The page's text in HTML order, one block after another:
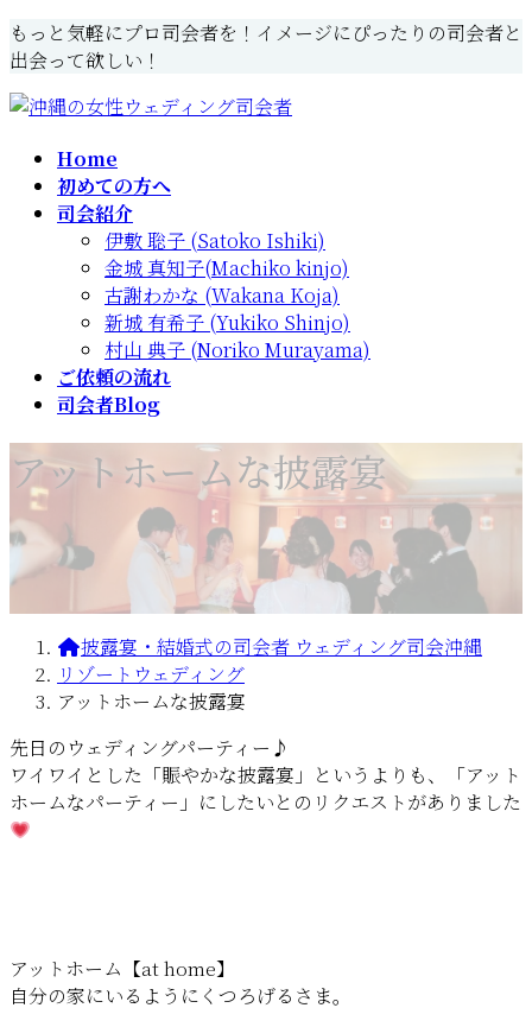
コ
ン
テ
ン
ナ
ビ
ゲ
ー
もっと気軽にプロ司会者を！イメージにぴったりの司会者と
出会って欲しい！
Home
初めての方へ
司会紹介
伊敷 聡子 (Satoko Ishiki)
金城 真知子(Machiko kinjo)
古謝わかな (Wakana Koja)
新城 有希子 (Yukiko Shinjo)
村山 典子 (Noriko Murayama)
ご依頼の流れ
司会者Blog
アットホームな披露宴
披露宴・結婚式の司会者 ウェディング司会沖縄
リゾートウェディング
アットホームな披露宴
先日のウェディングパーティー♪
ワイワイとした「賑やかな披露宴」というよりも、「アット
ホームなパーティー」にしたいとのリクエストがありました
アットホーム【at home】
自分の家にいるようにくつろげるさま。